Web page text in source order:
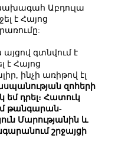
Աբդուլա
է Հայոց
գտնվում է
է Հայոց
ինչի առիթով էլ
զոհերի
եմ դրել։ Հատուկ
թանգարան-
Մարությանին և
շրջայցի